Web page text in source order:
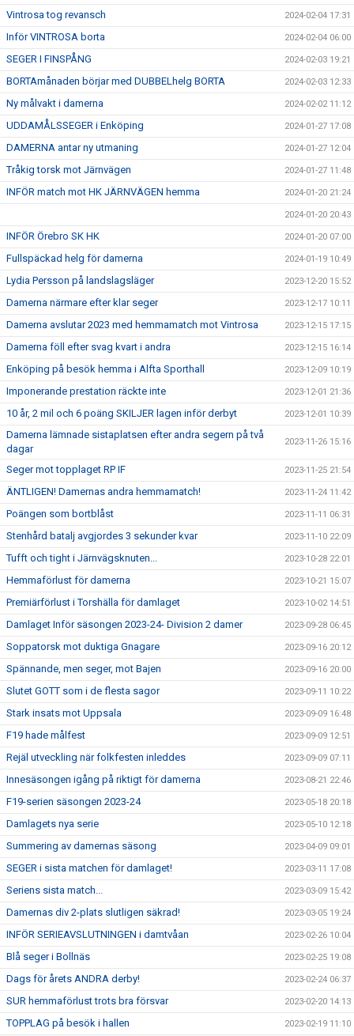
Vintrosa tog revansch 2024-02-04 17:31
Inför VINTROSA borta 2024-02-04 06:00
SEGER I FINSPÅNG 2024-02-03 19:21
BORTAmånaden börjar med DUBBELhelg BORTA 2024-02-03 12:33
Ny målvakt i damerna 2024-02-02 11:12
UDDAMÅLSSEGER i Enköping 2024-01-27 17:08
DAMERNA antar ny utmaning 2024-01-27 12:04
Tråkig torsk mot Järnvägen 2024-01-27 11:48
INFÖR match mot HK JÄRNVÄGEN hemma 2024-01-20 21:24
2024-01-20 20:43
INFÖR Örebro SK HK 2024-01-20 07:00
Fullspäckad helg för damerna 2024-01-19 10:49
Lydia Persson på landslagsläger 2023-12-20 15:52
Damerna närmare efter klar seger 2023-12-17 10:11
Damerna avslutar 2023 med hemmamatch mot Vintrosa 2023-12-15 17:15
Damerna föll efter svag kvart i andra 2023-12-15 16:14
Enköping på besök hemma i Alfta Sporthall 2023-12-09 10:19
Imponerande prestation räckte inte 2023-12-01 21:36
10 år, 2 mil och 6 poäng SKILJER lagen inför derbyt 2023-12-01 10:39
Damerna lämnade sistaplatsen efter andra segern på två
dagar
2023-11-26 15:16
Seger mot topplaget RP IF 2023-11-25 21:54
ÄNTLIGEN! Damernas andra hemmamatch! 2023-11-24 11:42
Poängen som bortblåst 2023-11-11 06:31
Stenhård batalj avgjordes 3 sekunder kvar 2023-11-10 22:09
Tufft och tight i Järnvägsknuten... 2023-10-28 22:01
Hemmaförlust för damerna 2023-10-21 15:07
Premiärförlust i Torshälla för damlaget 2023-10-02 14:51
Damlaget Inför säsongen 2023-24- Division 2 damer 2023-09-28 06:45
Soppatorsk mot duktiga Gnagare 2023-09-16 20:12
Spännande, men seger, mot Bajen 2023-09-16 20:00
Slutet GOTT som i de flesta sagor 2023-09-11 10:22
Stark insats mot Uppsala 2023-09-09 16:48
F19 hade målfest 2023-09-09 12:51
Rejäl utveckling när folkfesten inleddes 2023-09-09 07:11
Innesäsongen igång på riktigt för damerna 2023-08-21 22:46
F19-serien säsongen 2023-24 2023-05-18 20:18
Damlagets nya serie 2023-05-10 12:18
Summering av damernas säsong 2023-04-09 09:01
SEGER i sista matchen för damlaget! 2023-03-11 17:08
Seriens sista match... 2023-03-09 15:42
Damernas div 2-plats slutligen säkrad! 2023-03-05 19:24
INFÖR SERIEAVSLUTNINGEN i damtvåan 2023-02-26 10:04
Blå seger i Bollnäs 2023-02-25 19:08
Dags för årets ANDRA derby! 2023-02-24 06:37
SUR hemmaförlust trots bra försvar 2023-02-20 14:13
TOPPLAG på besök i hallen 2023-02-19 11:10